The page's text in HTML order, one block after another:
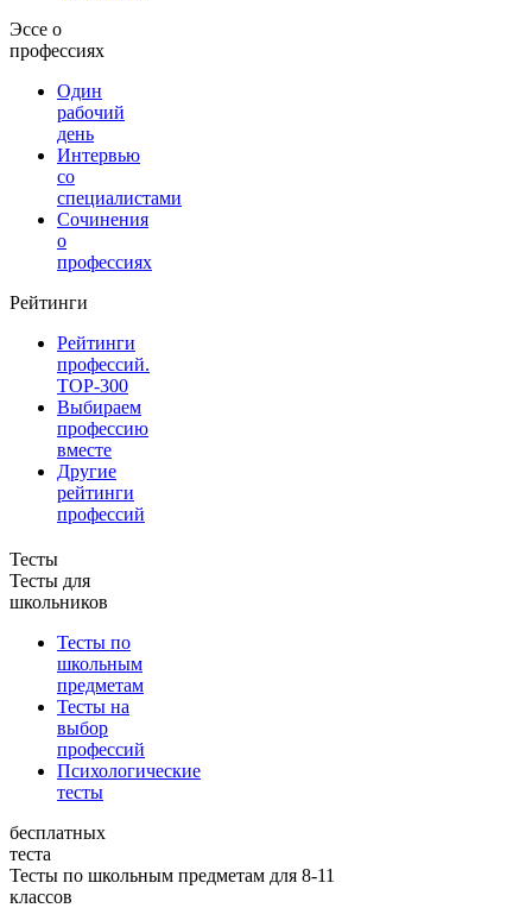
Эссе о
профессиях
Один
рабочий
день
Интервью
со
специалистами
Сочинения
о
профессиях
Рейтинги
Рейтинги
профессий.
TOP-300
Выбираем
профессию
вместе
Другие
рейтинги
профессий
Тесты
Тесты для
школьников
Тесты по
школьным
предметам
Тесты на
выбор
профессий
Психологические
тесты
бесплатных
теста
Тесты по школьным предметам для 8-11
классов